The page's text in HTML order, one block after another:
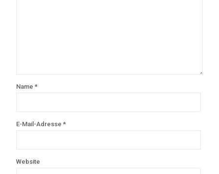
Name *
E-Mail-Adresse *
Website